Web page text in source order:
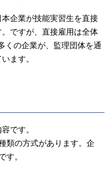
企業が技能実習生を直接
ですが、直接雇用は全体
くの企業が、監理団体を通
ます。
です。
類の方式があります。企
す。